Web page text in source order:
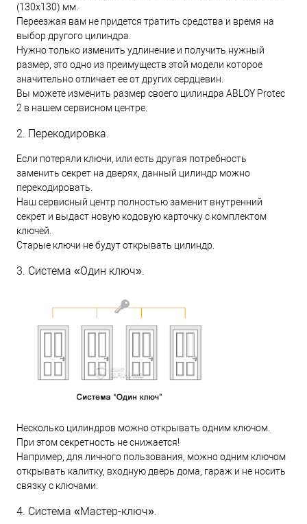
(130х130) мм.
Переезжая вам не придется тратить средства и время на
выбор другого цилиндра.
Нужно только изменить удлинение и получить нужный
размер, это одно из преимуществ этой модели которое
значительно отличает ее от других сердцевин.
Вы можете изменить размер своего цилиндра ABLOY Protec
2 в нашем сервисном центре.
2. Перекодировка.
Если потеряли ключи, или есть другая потребность
заменить секрет на дверях, данный цилиндр можно
перекодировать.
Наш сервисный центр полностью заменит внутренний
секрет и выдаст новую кодовую карточку с комплектом
ключей.
Старые ключи не будут открывать цилиндр.
3. Система «Один ключ».
Несколько цилиндров можно открывать одним ключом.
При этом секретность не снижается!
Например, для личного пользования, можно одним ключом
открывать калитку, входную дверь дома, гараж и не носить
связку с ключами.
4. Система «Мастер-ключ».